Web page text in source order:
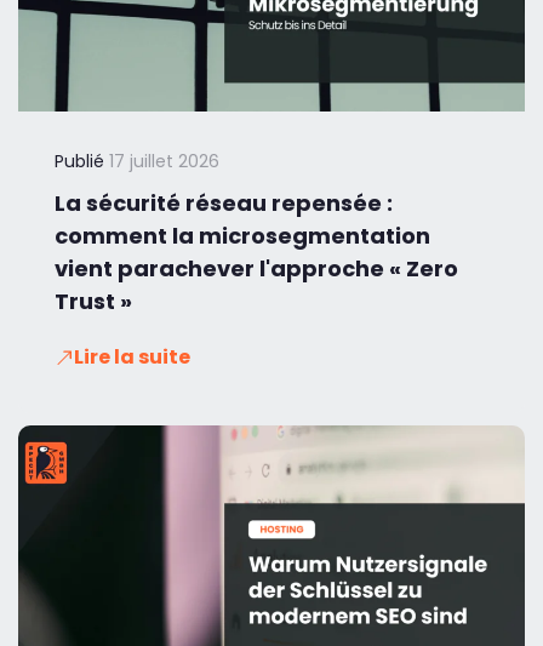
Publié 17 juillet 2026
La sécurité réseau repensée :
comment la microsegmentation
vient parachever l'approche « Zero
Trust »
Lire la suite